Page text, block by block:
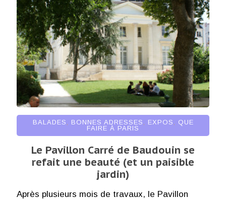
BALADES , BONNES ADRESSES , EXPOS , QUE
FAIRE À PARIS
Le Pavillon Carré de Baudouin se
refait une beauté (et un paisible
jardin)
Après plusieurs mois de travaux, le Pavillon